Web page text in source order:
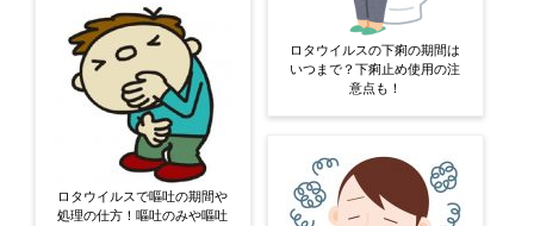
ロタウイルスで嘔吐の期間や
処理の仕方！嘔吐のみや嘔吐
ロタウイルスの下痢の期間は
いつまで？下痢止め使用の注
意点も！